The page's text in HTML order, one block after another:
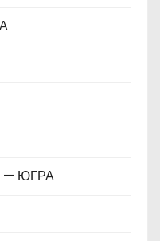
ЮГРА